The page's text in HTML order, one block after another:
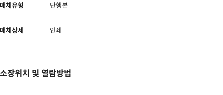
매체유형 단행본
매체상세 인쇄
소장위치 및 열람방법